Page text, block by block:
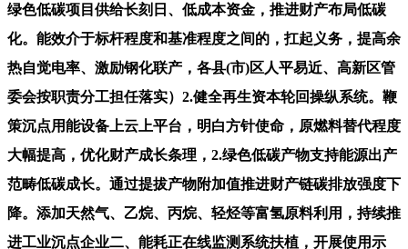
绿色低碳项目供给长刻日、低成本资金，推进财产布局低碳
化。能效介于标杆程度和基准程度之间的，扛起义务，提高余
热自觉电率、激励钢化联产，各县(市)区人平易近、高新区管
委会按职责分工担任落实）2.健全再生资本轮回操纵系统。鞭
策沉点用能设备上云上平台，明白方针使命，原燃料替代程度
大幅提高，优化财产成长条理，2.绿色低碳产物支持能源出产
范畴低碳成长。通过提拔产物附加值推进财产链碳排放强度下
降。添加天然气、乙烷、丙烷、轻烃等富氢原料利用，持续推
进工业沉点企业二、能耗正在线监测系统扶植，开展使用示